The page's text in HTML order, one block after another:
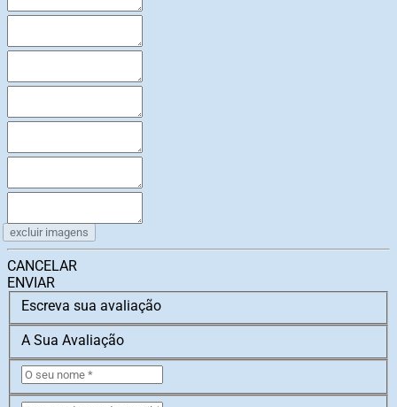
excluir imagens
CANCELAR
ENVIAR
Escreva sua avaliação
A Sua Avaliação